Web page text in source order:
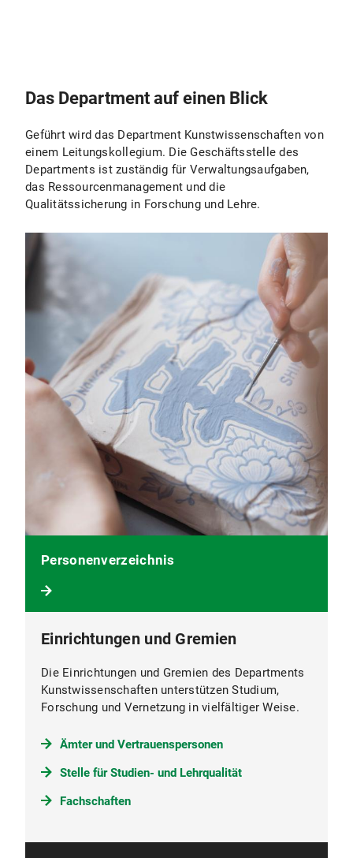
Das Department auf einen Blick
Geführt wird das Department Kunstwissenschaften von
einem Leitungskollegium. Die Geschäftsstelle des
Departments ist zuständig für Verwaltungsaufgaben,
das Ressourcenmanagement und die
Qualitätssicherung in Forschung und Lehre.
Einrichtungen und Gremien
Die Einrichtungen und Gremien des Departments
Kunstwissenschaften unterstützen Studium,
Forschung und Vernetzung in vielfältiger Weise.
Ämter und Vertrauenspersonen
Stelle für Studien- und Lehrqualität
Fachschaften
Personenverzeichnis